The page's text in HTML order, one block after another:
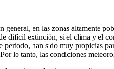
en las zonas altamente
difícil extinción, si el clima y el
han sido muy propicias
lo tanto, las condiciones